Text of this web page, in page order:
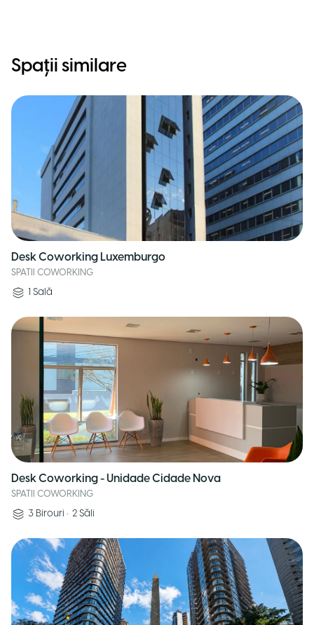
Spații similare
Desk Coworking Luxemburgo
SPATII COWORKING
1 Sală
Desk Coworking - Unidade Cidade Nova
SPATII COWORKING
3 Birouri • 2 Săli